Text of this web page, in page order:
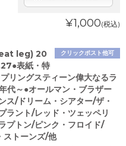
¥1,000(税込)
クリックポスト他可
leg) 20
表紙・特
リングスティーン偉大なるラ
代～●オールマン・ブラザー
ス/ドリーム・シアター/ザ・
ラント/レッド・ツェッペリ
プトン/ピンク・フロイド/
ストーンズ/他